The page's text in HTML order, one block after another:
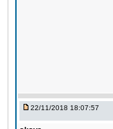
22/11/2018 18:07:57